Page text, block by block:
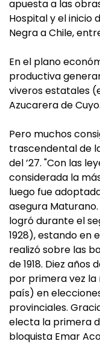
apuesta a las
Hospital y el inicio
Negra a Chile,
En el plano
productiva
viveros estatales
Azucarera de Cuyo.
Pero muchos
trascendental de
del ’27. "Con las
considerada la
luego fue
asegura
logró durante el
1928), estando en
realizó sobre las
de 1918. Diez años
por primera vez la
país) en
provinciales.
electa la primera
bloquista Emar